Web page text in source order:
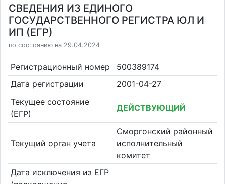
СВЕДЕНИЯ ИЗ ЕДИНОГО
ГОСУДАРСТВЕННОГО РЕГИСТРА ЮЛ И
ИП (ЕГР)
по состоянию на 29.04.2024
Регистрационный номер
500389174
Дата регистрации
2001-04-27
Текущее состояние
(ЕГР)
ДЕЙСТВУЮЩИЙ
Текущий орган учета
Сморгонский районный
исполнительный
комитет
Дата исключения из ЕГР